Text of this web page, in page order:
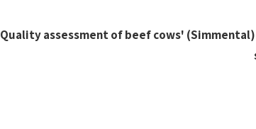
Quality assessment of beef cows'